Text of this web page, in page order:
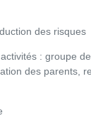
des risques
: groupe
des parents,